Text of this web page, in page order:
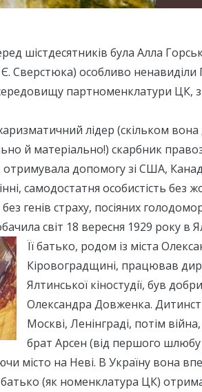
шістдесятників була Алла
Є. Сверстюка) особливо ненавиділи
партноменклатури ЦК, з
лідер (скільком
й матеріально!) скарбник
допомогу зі США,
самодостатня особистість без
генів страху, посіяних
світ 18 вересня 1929 року в
Її батько, родом із міста
Кіровоградщині, працював
Ялтинської кіностудії, був
Олександра Довженка.
Москві, Ленінграді, потім
брат Арсен (від першого шлюбу
місто на Неві. В Україну вона
(як номенклатура ЦК)